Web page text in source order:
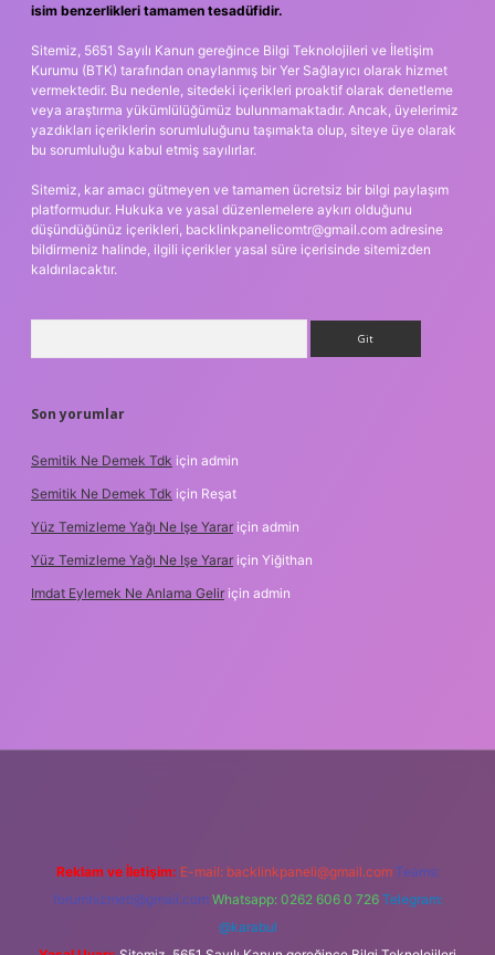
isim benzerlikleri tamamen tesadüfidir.
Sitemiz, 5651 Sayılı Kanun gereğince Bilgi Teknolojileri ve İletişim
Kurumu (BTK) tarafından onaylanmış bir Yer Sağlayıcı olarak hizmet
vermektedir. Bu nedenle, sitedeki içerikleri proaktif olarak denetleme
veya araştırma yükümlülüğümüz bulunmamaktadır. Ancak, üyelerimiz
yazdıkları içeriklerin sorumluluğunu taşımakta olup, siteye üye olarak
bu sorumluluğu kabul etmiş sayılırlar.
Sitemiz, kar amacı gütmeyen ve tamamen ücretsiz bir bilgi paylaşım
platformudur. Hukuka ve yasal düzenlemelere aykırı olduğunu
düşündüğünüz içerikleri, backlinkpanelicomtr@gmail.com adresine
bildirmeniz halinde, ilgili içerikler yasal süre içerisinde sitemizden
kaldırılacaktır.
Son yorumlar
Semitik Ne Demek Tdk için admin
Semitik Ne Demek Tdk için Reşat
Yüz Temizleme Yağı Ne Işe Yarar için admin
Yüz Temizleme Yağı Ne Işe Yarar için Yiğithan
Imdat Eylemek Ne Anlama Gelir için admin
Reklam ve İletişim: E-mail: backlinkpaneli@gmail.com Teams:
forumhizmeti@gmail.com Whatsapp: 0262 606 0 726 Telegram:
@karabul